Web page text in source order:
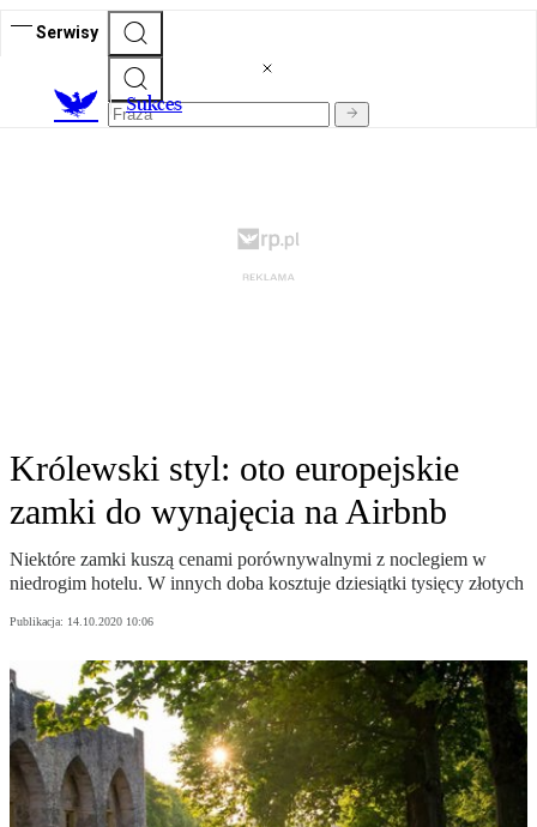
Serwisy
Sukces
Królewski styl: oto europejskie
zamki do wynajęcia na Airbnb
Niektóre zamki kuszą cenami porównywalnymi z noclegiem w
niedrogim hotelu. W innych doba kosztuje dziesiątki tysięcy złotych
Publikacja: 14.10.2020 10:06